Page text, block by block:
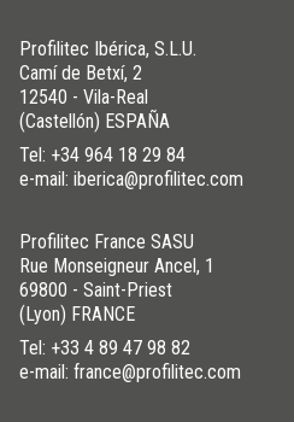
Profilitec Ibérica, S.L.U.
Camí de Betxí, 2
12540 - Vila-Real
(Castellón) ESPAÑA
Tel: +34 964 18 29 84
e-mail: iberica@profilitec.com
Profilitec France SASU
Rue Monseigneur Ancel, 1
69800 - Saint-Priest
(Lyon) FRANCE
Tel: +33 4 89 47 98 82
e-mail: france@profilitec.com